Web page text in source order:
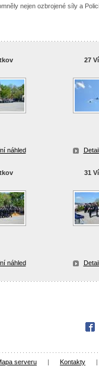
nejen ozbrojené síly a
náhled
27
náhled
31
serveru | Kontakty |